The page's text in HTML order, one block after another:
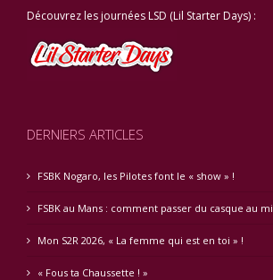
Découvrez les journées LSD (Lil Starter Days) :
DERNIERS ARTICLES
FSBK Nogaro, les Pilotes font le « show » !
FSBK au Mans : comment passer du casque au
Mon S2R 2026, « La femme qui est en toi » !
« Fous ta Chaussette ! »